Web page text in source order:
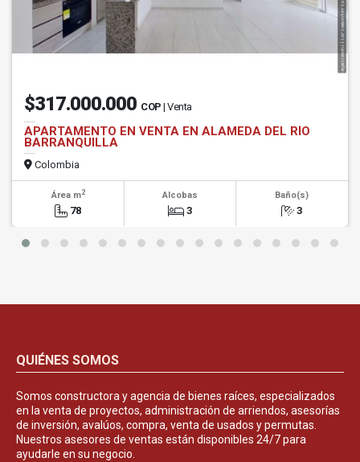
$317.000.000 COP | Venta
APARTAMENTO EN VENTA EN ALAMEDA DEL RÍO
BARRANQUILLA
Colombia
Área m2
78
Alcobas
3
Baño(s)
3
QUIÉNES SOMOS
Somos constructora y agencia de bienes raíces, especializados
en la venta de proyectos, administración de arriendos, asesorías
de inversión, avalúos, compra, venta de usados y permutas.
Nuestros asesores de ventas están disponibles 24/7 para
ayudarle en su negocio.